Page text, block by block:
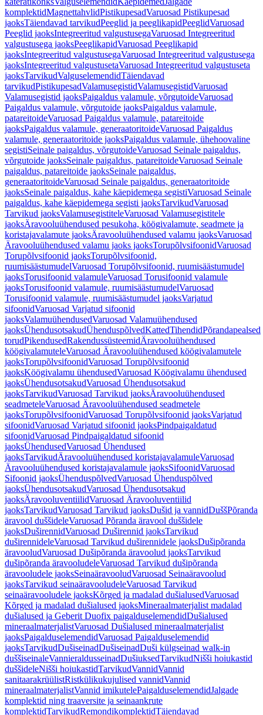
komplektidMagnettahvlidPistikupesadVaruosad Pistikupesad
jaoksTäiendavad tarvikudPeeglid ja peeglikapidPeeglidVaruosad
Peeglid jaoksIntegreeritud valgustusegaVaruosad Integreeritud
valgustusega jaoksPeeglikapidVaruosad Peeglikapid
jaoksIntegreeritud valgustusegaVaruosad Integreeritud valgustusega
jaoksIntegreeritud valgustusetaVaruosad Integreeritud valgustuseta
jaoksTarvikudValguselemendidTäiendavad
tarvikudPistikupesadValamusegistidValamusegistidVaruosad
Valamusegistid jaoksPaigaldus valamule, võrgutoideVaruosad
Paigaldus valamule, võrgutoide jaoksPaigaldus valamule,
patareitoideVaruosad Paigaldus valamule, patareitoide
jaoksPaigaldus valamule, generaatoritoideVaruosad Paigaldus
valamule, generaatoritoide jaoksPaigaldus valamule, ühehoovaline
segistiSeinale paigaldus, võrgutoideVaruosad Seinale paigaldus,
võrgutoide jaoksSeinale paigaldus, patareitoideVaruosad Seinale
paigaldus, patareitoide jaoksSeinale paigaldus,
generaatoritoideVaruosad Seinale paigaldus, generaatoritoide
jaoksSeinale paigaldus, kahe käepidemega segistiVaruosad Seinale
paigaldus, kahe käepidemega segisti jaoksTarvikudVaruosad
Tarvikud jaoksValamusegistiteleVaruosad Valamusegistitele
jaoksÄravooluühendused pesukoha, köögivalamute, seadmete ja
koristajavalamute jaoksÄravooluühendused valamu jaoksVaruosad
Äravooluühendused valamu jaoks jaoksTorupõlvsifoonidVaruosad
Torupõlvsifoonid jaoksTorupõlvsifoonid,
ruumisäästumudelVaruosad Torupõlvsifoonid, ruumisäästumudel
jaoksTorusifoonid valamuleVaruosad Torusifoonid valamule
jaoksTorusifoonid valamule, ruumisäästumudelVaruosad
Torusifoonid valamule, ruumisäästumudel jaoksVarjatud
sifoonidVaruosad Varjatud sifoonid
jaoksValamuühendusedVaruosad Valamuühendused
jaoksÜhendusotsakudÜhenduspõlvedKattedTihendidPõrandapealsed
torudPikendusedRakendussüsteemidÄravooluühendused
köögivalamuteleVaruosad Äravooluühendused köögivalamutele
jaoksTorupõlvsifoonidVaruosad Torupõlvsifoonid
jaoksKöögivalamu ühendusedVaruosad Köögivalamu ühendused
jaoksÜhendusotsakudVaruosad Ühendusotsakud
jaoksTarvikudVaruosad Tarvikud jaoksÄravooluühendused
seadmeteleVaruosad Äravooluühendused seadmetele
jaoksTorupõlvsifoonidVaruosad Torupõlvsifoonid jaoksVarjatud
sifoonidVaruosad Varjatud sifoonid jaoksPindpaigaldatud
sifoonidVaruosad Pindpaigaldatud sifoonid
jaoksÜhendusedVaruosad Ühendused
jaoksTarvikudÄravooluühendused koristajavalamuleVaruosad
Äravooluühendused koristajavalamule jaoksSifoonidVaruosad
Sifoonid jaoksÜhenduspõlvedVaruosad Ühenduspõlved
jaoksÜhendusotsakudVaruosad Ühendusotsakud
jaoksÄravooluventiilidVaruosad Äravooluventiilid
jaoksTarvikudVaruosad Tarvikud jaoksDušid ja vannidDuššPõranda
äravool duššideleVaruosad Põranda äravool duššidele
jaoksDuširennidVaruosad Duširennid jaoksTarvikud
duširennideleVaruosad Tarvikud duširennidele jaoksDušipõranda
äravooludVaruosad Dušipõranda äravoolud jaoksTarvikud
dušipõranda äravooludeleVaruosad Tarvikud dušipõranda
äravooludele jaoksSeinaäravooludVaruosad Seinaäravoolud
jaoksTarvikud seinaäravooludeleVaruosad Tarvikud
seinaäravooludele jaoksKõrged ja madalad dušialusedVaruosad
Kõrged ja madalad dušialused jaoksMineraalmaterjalist madalad
dušialused ja Geberit Duofix paigalduselemendidDušialused
mineraalmaterjalistVaruosad Dušialused mineraalmaterjalist
jaoksPaigalduselemendidVaruosad Paigalduselemendid
jaoksTarvikudDušiseinadDušiseinadDuši külgseinad walk-in
duššiseinaleVannieraldusseinadDušiuksedTarvikudNišši hoiukastid
duššideleNišši hoiukastidTarvikudVannidVannid
sanitaarakrüülistRistkülikukujulised vannidVannid
mineraalmaterjalistVannid imikutelePaigalduselemendidJalgade
komplektid ning traaversite ja seinaankrute
komplektidTarvikudRemondikomplektidTäiendavad